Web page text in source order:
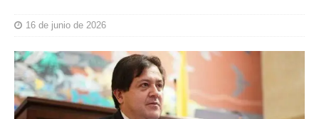
16 de junio de 2026